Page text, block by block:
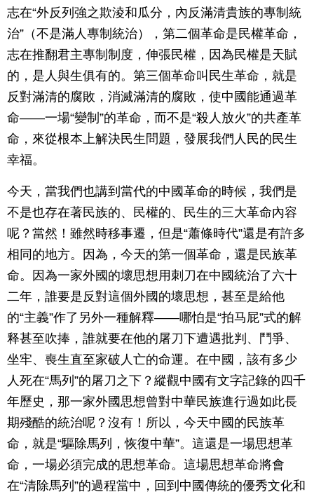
志在“外反列強之欺淩和瓜分，內反滿清貴族的專制統
治”（不是滿人專制統治），第二個革命是民權革命，
志在推翻君主專制制度，伸張民權，因為民權是天賦
的，是人與生俱有的。第三個革命叫民生革命，就是
反對滿清的腐敗，消滅滿清的腐敗，使中國能通過革
命——一場“變制”的革命，而不是“殺人放火”的共產革
命，來從根本上解決民生問題，發展我們人民的民生
幸福。
今天，當我們也講到當代的中國革命的時候，我們是
不是也存在著民族的、民權的、民生的三大革命內容
呢？當然！雖然時移事遷，但是“蕭條時代”還是有許多
相同的地方。因為，今天的第一個革命，還是民族革
命。因為一家外國的壞思想用刺刀在中國統治了六十
二年，誰要是反對這個外國的壞思想，甚至是給他
的“主義”作了另外一種解釋——哪怕是“拍马屁”式的解
释甚至吹捧，誰就要在他的屠刀下遭遇批判、鬥爭、
坐牢、喪生直至家破人亡的命運。在中國，該有多少
人死在“馬列”的屠刀之下？縱觀中國有文字記錄的四千
年歷史，那一家外國思想曾對中華民族進行過如此長
期殘酷的統治呢？沒有！所以，今天中國的民族革
命，就是“驅除馬列，恢復中華”。這還是一場思想革
命，一場必須完成的思想革命。這場思想革命將會
在“清除馬列”的過程當中，回到中國傳統的優秀文化和